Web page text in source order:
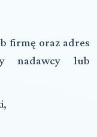
firmę oraz adres
nadawcy lub